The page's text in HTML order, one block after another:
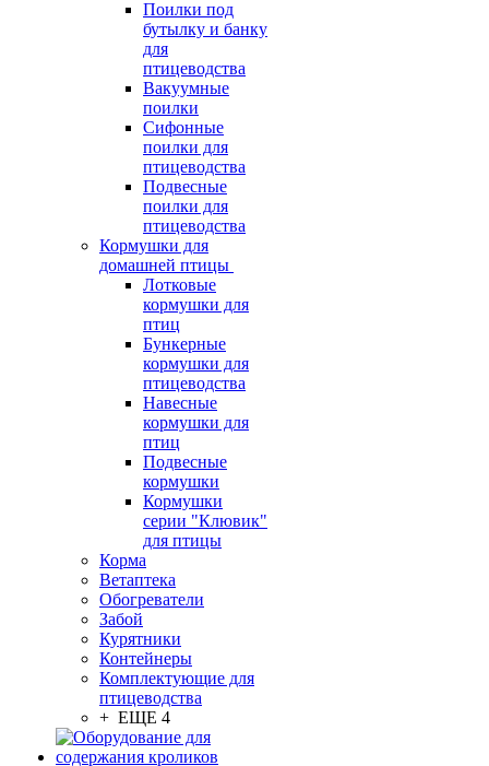
Поилки под
бутылку и банку
для
птицеводства
Вакуумные
поилки
Сифонные
поилки для
птицеводства
Подвесные
поилки для
птицеводства
Кормушки для
домашней птицы
Лотковые
кормушки для
птиц
Бункерные
кормушки для
птицеводства
Навесные
кормушки для
птиц
Подвесные
кормушки
Кормушки
серии "Клювик"
для птицы
Корма
Ветаптека
Обогреватели
Забой
Курятники
Контейнеры
Комплектующие для
птицеводства
+ ЕЩЕ 4